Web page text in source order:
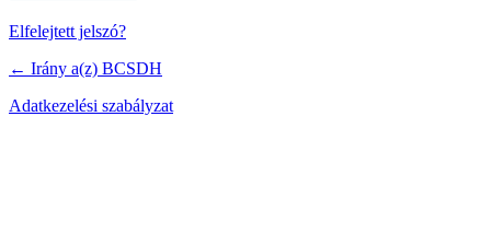
Elfelejtett jelszó?
← Irány a(z) BCSDH
Adatkezelési szabályzat